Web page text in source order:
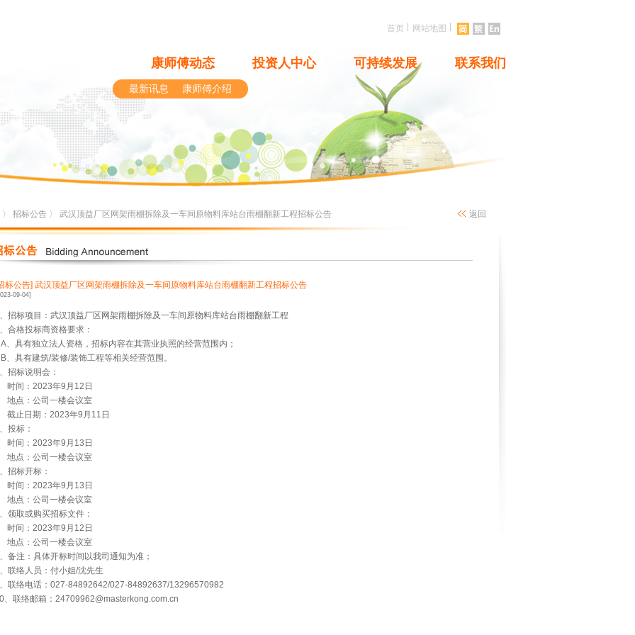
首页 网站地图
康师傅动态 投资人中心 可持续发展 联系我们
最新讯息 康师傅介绍
〉 招标公告 〉 武汉顶益厂区网架雨棚拆除及一车间原物料库站台雨棚翻新工程招标公告 返回
标公告] 武汉顶益厂区网架雨棚拆除及一车间原物料库站台雨棚翻新工程招标公告
09-04]
招标项目：武汉顶益厂区网架雨棚拆除及一车间原物料库站台雨棚翻新工程
合格投标商资格要求：
具有独立法人资格，招标内容在其营业执照的经营范围内；
具有建筑/装修/装饰工程等相关经营范围。
招标说明会：
间：2023年9月12日
点：公司一楼会议室
止日期：2023年9月11日
投标：
间：2023年9月13日
点：公司一楼会议室
招标开标：
间：2023年9月13日
点：公司一楼会议室
领取或购买招标文件：
间：2023年9月12日
点：公司一楼会议室
备注：具体开标时间以我司通知为准；
联络人员：付小姐/沈先生
联络电话：027-84892642/027-84892637/13296570982
、联络邮箱： 24709962@masterkong.com.cn